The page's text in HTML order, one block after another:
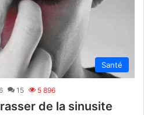
Santé
15 5 896
de la sinusite